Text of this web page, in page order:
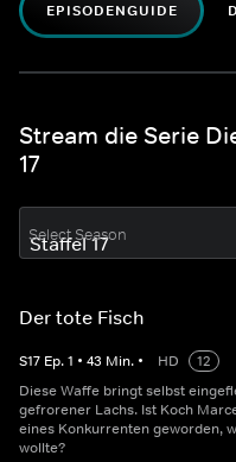
EPISODENGUIDE
Stream die Serie
17
Select Season
Der tote Fisch
S17 Ep.1 • 43 Min. • HD
12
Diese Waffe bringt selbst
gefrorener Lachs. Ist Koch
eines Konkurrenten geworden,
wollte?